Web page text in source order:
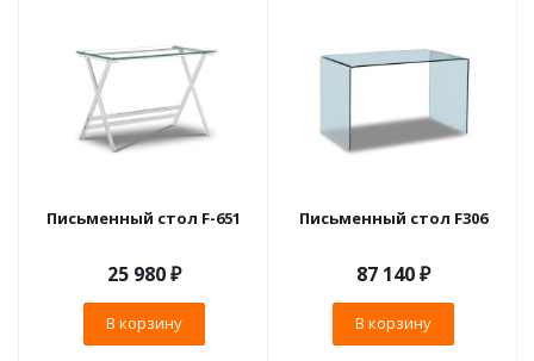
Письменный стол F-651
25 980₽
В корзину
Письменный стол F306
87 140₽
В корзину